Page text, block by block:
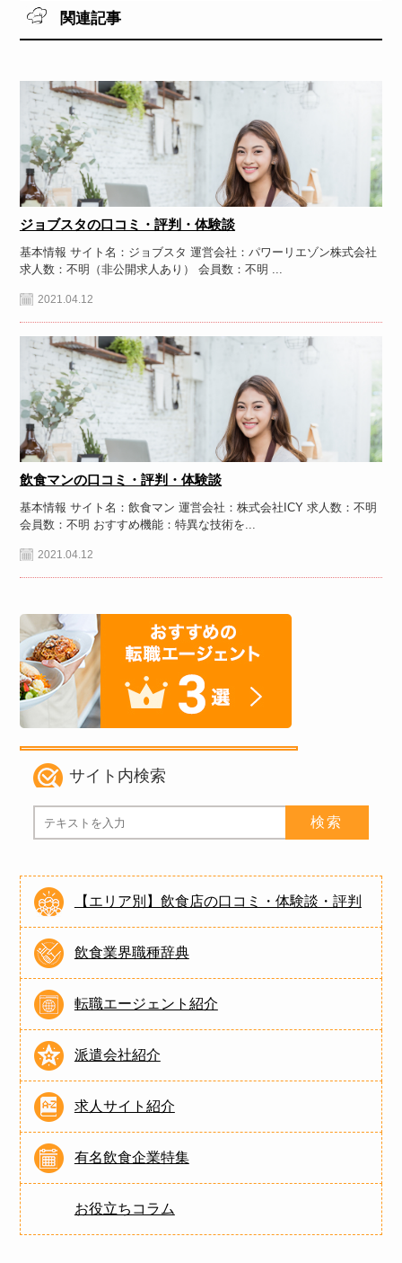
関連記事
ジョブスタの口コミ・評判・体験談
基本情報 サイト名：ジョブスタ 運営会社：パワーリエゾン株式会社
求人数：不明（非公開求人あり） 会員数：不明 ...
2021.04.12
飲食マンの口コミ・評判・体験談
基本情報 サイト名：飲食マン 運営会社：株式会社ICY 求人数：不明
会員数：不明 おすすめ機能：特異な技術を...
2021.04.12
サイト内検索
【エリア別】飲食店の口コミ・体験談・評判
飲食業界職種辞典
転職エージェント紹介
派遣会社紹介
求人サイト紹介
有名飲食企業特集
お役立ちコラム